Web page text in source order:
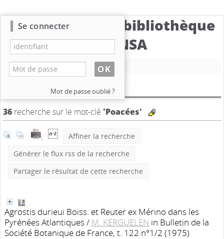
Catalogue de la bibliothèque
du CBNSA
Nouvelle recherche
Résultat de la recherche
36 recherche sur le mot-clé 'Poacées'
Affiner la recherche
Générer le flux rss de la recherche
Partager le résultat de cette recherche
Agrostis durieui Boiss. et Reuter ex Mérino dans les
Pyrénées Atlantiques / M. KERGUELEN in Bulletin de la
Société Botanique de France, t. 122 n°1/2 (1975)
Se connecter
Mot de passe oublié ?